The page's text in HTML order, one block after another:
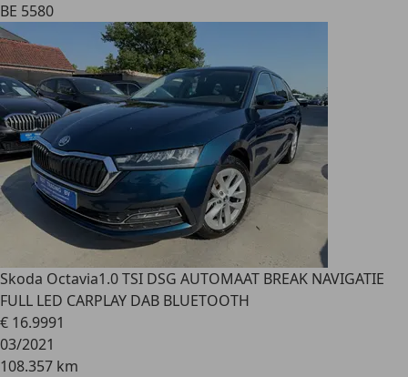
BE 5580
Skoda Octavia1.0 TSI DSG AUTOMAAT BREAK NAVIGATIE
FULL LED CARPLAY DAB BLUETOOTH
€ 16.9991
03/2021
108.357 km